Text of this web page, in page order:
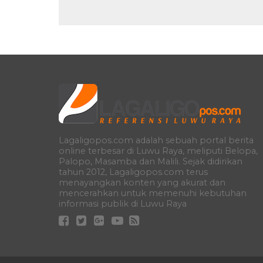
Lagaligopos.com adalah sebuah portal berita
online terbesar di Luwu Raya, meliputi Belopa,
Palopo, Masamba dan Malili. Sejak didirikan
tahun 2012, Lagaligopos.com terus
menayangkan konten yang akurat dan
mencerahkan untuk memenuhi kebutuhan
informasi publik di Luwu Raya